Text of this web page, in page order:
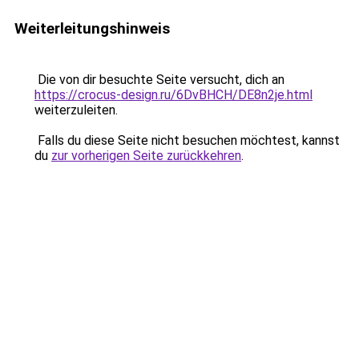
Weiterleitungshinweis
Die von dir besuchte Seite versucht, dich an
https://crocus-design.ru/6DvBHCH/DE8n2je.html
weiterzuleiten.
Falls du diese Seite nicht besuchen möchtest, kannst
du zur vorherigen Seite zurückkehren.